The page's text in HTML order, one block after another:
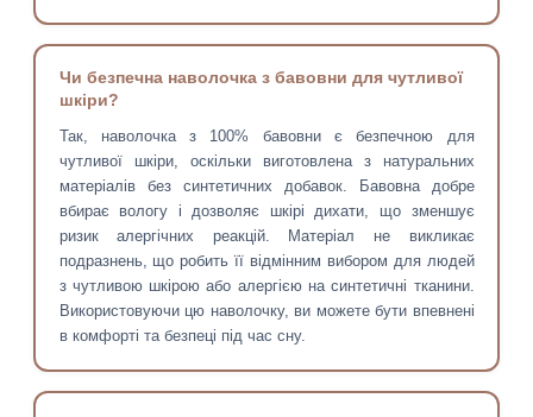
Чи безпечна наволочка з бавовни для чутливої
шкіри?
Так, наволочка з 100% бавовни є безпечною для
чутливої шкіри, оскільки виготовлена з натуральних
матеріалів без синтетичних добавок. Бавовна добре
вбирає вологу і дозволяє шкірі дихати, що зменшує
ризик алергічних реакцій. Матеріал не викликає
подразнень, що робить її відмінним вибором для людей
з чутливою шкірою або алергією на синтетичні тканини.
Використовуючи цю наволочку, ви можете бути впевнені
в комфорті та безпеці під час сну.